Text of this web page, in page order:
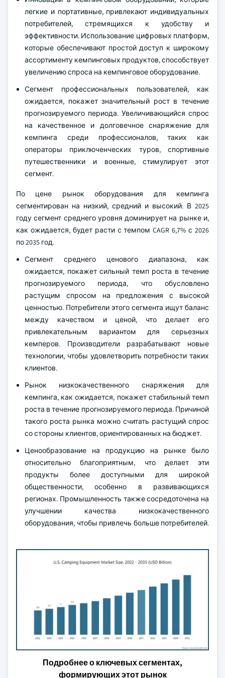
легкие и портативные, привлекают индивидуальных
потребителей, стремящихся к удобству и
эффективности. Использование цифровых платформ,
которые обеспечивают простой доступ к широкому
ассортименту кемпинговых продуктов, способствует
увеличению спроса на кемпинговое оборудование.
Сегмент профессиональных пользователей, как
ожидается, покажет значительный рост в течение
прогнозируемого периода. Увеличивающийся спрос
на качественное и долговечное снаряжение для
кемпинга среди профессионалов, таких как
операторы приключенческих туров, спортивные
путешественники и военные, стимулирует этот
сегмент.
По цене рынок оборудования для кемпинга
сегментирован на низкий, средний и высокий. В 2025
году сегмент среднего уровня доминирует на рынке и,
как ожидается, будет расти с темпом CAGR 6,7% с 2026
по 2035 год.
Сегмент среднего ценового диапазона, как
ожидается, покажет сильный темп роста в течение
прогнозируемого периода, что обусловлено
растущим спросом на предложения с высокой
ценностью. Потребители этого сегмента ищут баланс
между качеством и ценой, что делает его
привлекательным вариантом для серьезных
кемперов. Производители разрабатывают новые
технологии, чтобы удовлетворить потребности таких
клиентов.
Рынок низкокачественного снаряжения для
кемпинга, как ожидается, покажет стабильный темп
роста в течение прогнозируемого периода. Причиной
такого роста рынка можно считать растущий спрос
со стороны клиентов, ориентированных на бюджет.
Ценообразование на продукцию на рынке было
относительно благоприятным, что делает эти
продукты более доступными для широкой
общественности, особенно в развивающихся
регионах. Промышленность также сосредоточена на
улучшении качества низкокачественного
оборудования, чтобы привлечь больше потребителей.
Подробнее о ключевых сегментах,
формирующих этот рынок